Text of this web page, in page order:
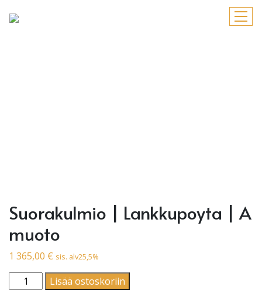
Suorakulmio | Lankkupoyta | A
muoto
1 365,00 € sis. alv25,5%
Suorakulmio | Lankkupoyta | A muoto määrä
Lisää ostoskoriin